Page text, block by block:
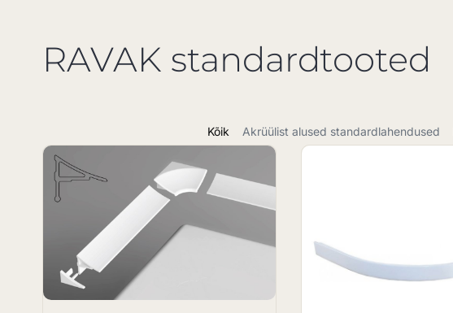
RAVAK standardtooted
Akrüülist alused standardlahendused
Kõik